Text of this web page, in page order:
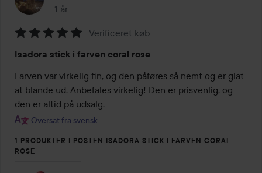
1 år
Posten blev oprettet 1 år
5
ud
af
5
Verificeret køb
Isadora stick i farven coral rose
Farven var virkelig fin, og den påføres så nemt og er glat
at blande ud. Anbefales virkelig! Den er prisvenlig, og
den er altid på udsalg.
Oversat fra svensk
1 PRODUKTER I POSTEN ISADORA STICK I FARVEN CORAL
ROSE